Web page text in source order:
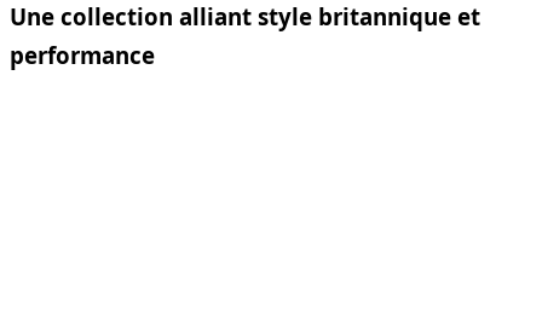
Une collection alliant style britannique et
performance